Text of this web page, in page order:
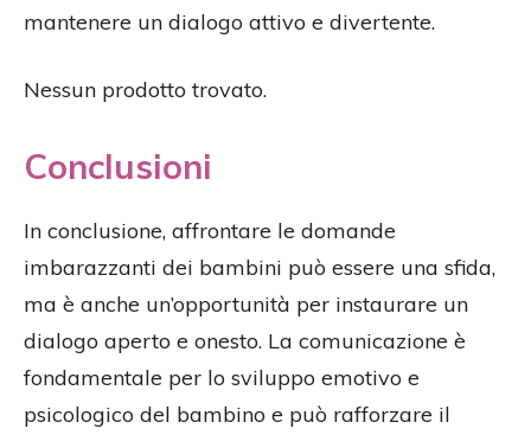
mantenere un dialogo attivo e divertente.
Nessun prodotto trovato.
Conclusioni
In conclusione, affrontare le domande
imbarazzanti dei bambini può essere una sfida,
ma è anche un’opportunità per instaurare un
dialogo aperto e onesto. La comunicazione è
fondamentale per lo sviluppo emotivo e
psicologico del bambino e può rafforzare il